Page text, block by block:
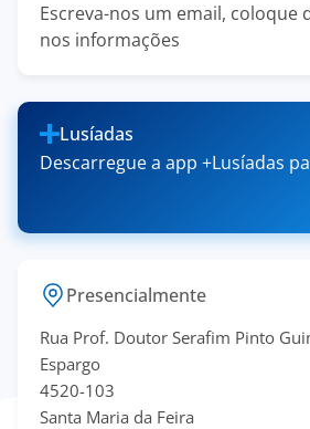
Escreva-nos um email, coloque
nos informações
Lusíadas
Descarregue a app +Lusíadas
Presencialmente
Rua Prof. Doutor Serafim Pinto
Espargo
4520-103
Santa Maria da Feira